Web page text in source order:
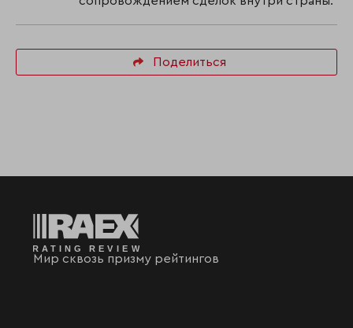
Поделиться
Мир сквозь призму рейтингов